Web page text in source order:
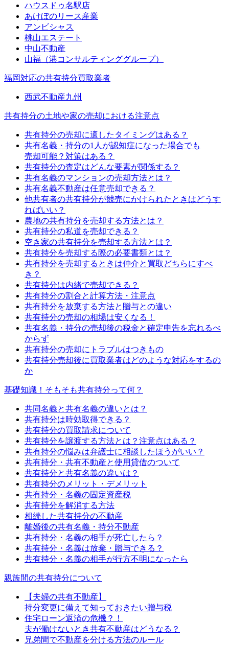
ハウスドゥ名駅店
あけぼのリース産業
アンビシャス
桃山エステート
中山不動産
山福（港コンサルティンググループ）
福岡対応の共有持分買取業者
西武不動産九州
共有持分の土地や家の売却における注意点
共有持分の売却に適したタイミングはある？
共有名義・持分の1人が認知症になった場合でも
売却可能？対策はある？
共有持分の査定はどんな要素が関係する？
共有名義のマンションの売却方法とは？
共有名義不動産は任意売却できる？
他共有者の共有持分が競売にかけられたときはどうす
ればいい？
農地の共有持分を売却する方法とは？
共有持分の私道を売却できる？
空き家の共有持分を売却する方法とは？
共有持分を売却する際の必要書類とは？
共有持分を売却するときは仲介と買取どちらにすべ
き？
共有持分は内緒で売却できる？
共有持分の割合と計算方法・注意点
共有持分を放棄する方法と贈与との違い
共有持分の売却の相場は安くなる！
共有名義・持分の売却後の税金と確定申告を忘れるべ
からず
共有持分の売却にトラブルはつきもの
共有持分売却後に買取業者はどのような対応をするの
か
基礎知識！そもそも共有持分って何？
共同名義と共有名義の違いとは？
共有持分は時効取得できる？
共有持分の買取請求について
共有持分を譲渡する方法とは？注意点はある？
共有持分の悩みは弁護士に相談したほうがいい？
共有持分・共有不動産と使用貸借のついて
共有持分と共有名義の違いは？
共有持分のメリット・デメリット
共有持分・名義の固定資産税
共有持分を解消する方法
相続した共有持分の不動産
離婚後の共有名義・持分不動産
共有持分・名義の相手が死亡したら？
共有持分・名義は放棄・贈与できる？
共有持分・名義の相手が行方不明になったら
親族間の共有持分について
【夫婦の共有不動産】
持分変更に備えて知っておきたい贈与税
住宅ローン返済の危機？！
夫が働けないとき共有不動産はどうなる？
兄弟間で不動産を分ける方法のルール